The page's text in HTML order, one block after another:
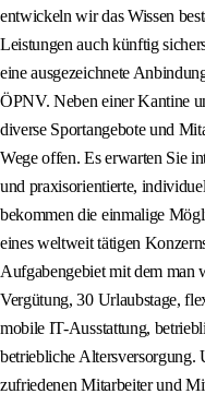
entwickeln wir das Wissen
Leistungen auch künftig
eine ausgezeichnete
ÖPNV. Neben einer Kantine
diverse Sportangebote und
Wege offen. Es erwarten Sie
und praxisorientierte,
bekommen die einmalige
eines weltweit tätigen
Aufgabengebiet mit dem man
Vergütung, 30 Urlaubstage,
mobile IT-Ausstattung,
betriebliche Altersversorgung.
zufriedenen Mitarbeiter und